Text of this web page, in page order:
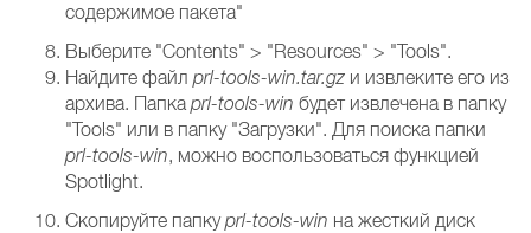
содержимое пакета"
Выберите "Contents" > "Resources" > "Tools".
Найдите файл prl-tools-win.tar.gz и извлеките его из
архива. Папка prl-tools-win будет извлечена в папку
"Tools" или в папку "Загрузки". Для поиска папки
prl-tools-win, можно воспользоваться функцией
Spotlight.
Скопируйте папкуprl-tools-win на жесткий диск